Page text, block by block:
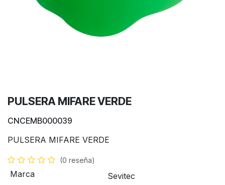
PULSERA MIFARE VERDE
CNCEMB000039
PULSERA MIFARE VERDE
(0 reseña)
Marca
Sevitec